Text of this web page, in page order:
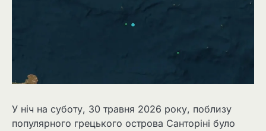
У ніч на суботу, 30 травня 2026 року, поблизу
популярного грецького острова Санторіні було